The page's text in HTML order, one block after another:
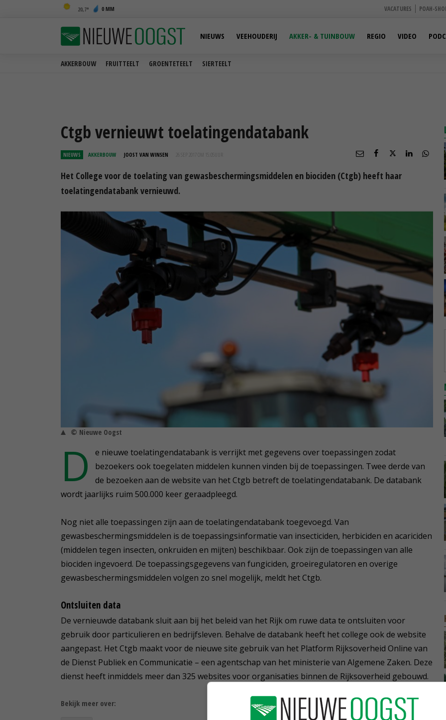
20,7 0 MM VACATURES POAH-
AKKERBOUW FRUITTEELT GROENTETEELT SIERTEELT
NIEUWS VEEHOUDERIJ AKKER- & TUINBOUW REGIO VIDEO
Ctgb vernieuwt toelatingendatabank
NIEUWS AKKERBOUW JOOST VAN WINSEN 26 SEP 2017 OM 15:05
Het College voor de toelating van gewasbeschermingsmiddelen en biociden (Ctgb) heeft haar
toelatingendatabank vernieuwd.
© Nieuwe Oogst
D
e nieuwe toelatingendatabank is verrijkt met gegevens over toepassingen zodat
bezoekers ook toegelaten middelen kunnen vinden bij de toepassingen. Twee derde van
de bezoeken aan de website van het Ctgb betreft de toelatingendatabank. De databank
wordt jaarlijks ruim 500.000 keer geraadpleegd.
Nog niet alle toepassingen zijn aan de toelatingendatabank toegevoegd. Van
gewasbeschermingsmiddelen is de toepassingsinformatie van insecticiden, herbiciden en acariciden
(middelen tegen insecten, onkruiden en mijten) beschikbaar. Ook zijn de toepassingen van alle
biociden ingevoerd. De toepassingsgegevens van fungiciden, groeiregulatoren en overige
gewasbeschermingsmiddelen volgen zo snel mogelijk, meldt het Ctgb.
Ontsluiten data
De vernieuwde databank sluit aan bij het beleid van het Rijk om ruwe data te ontsluiten voor
gebruik door particulieren en bedrijfsleven. Behalve de databank heeft het college ook de website
aangepast. Het Ctgb maakt voor de nieuwe site gebruik van het Platform Rijksoverheid Online van
de Dienst Publiek en Communicatie – een agentschap van het ministerie van Algemene Zaken. Deze
dienst heeft inmiddels meer dan 325 websites voor organisaties binnen de Rijksoverheid gebouwd.
Bekijk meer over: